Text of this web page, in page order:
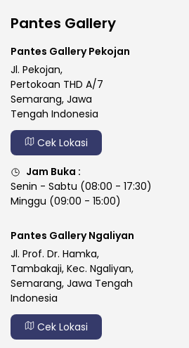
Pantes Gallery
Pantes Gallery Pekojan
Jl. Pekojan,
Pertokoan THD A/7
Semarang, Jawa
Tengah Indonesia
Cek Lokasi
Jam Buka :
Senin - Sabtu (08:00 - 17:30)
Minggu (09:00 - 15:00)
Pantes Gallery Ngaliyan
Jl. Prof. Dr. Hamka,
Tambakaji, Kec. Ngaliyan,
Semarang, Jawa Tengah
Indonesia
Cek Lokasi